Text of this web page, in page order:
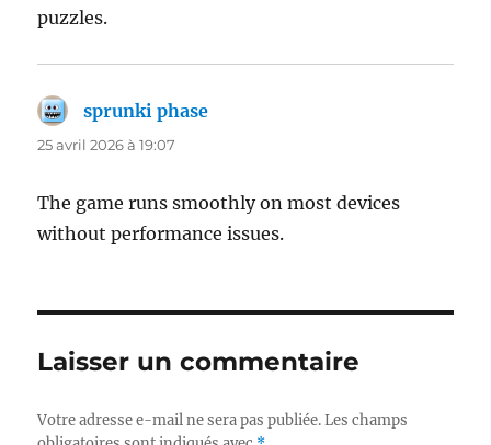
puzzles.
sprunki phase
25 avril 2026 à 19:07
The game runs smoothly on most devices
without performance issues.
Laisser un commentaire
Votre adresse e-mail ne sera pas publiée. Les champs